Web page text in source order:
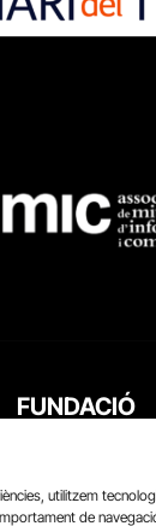
utilitzem
de
FUNDACIÓ